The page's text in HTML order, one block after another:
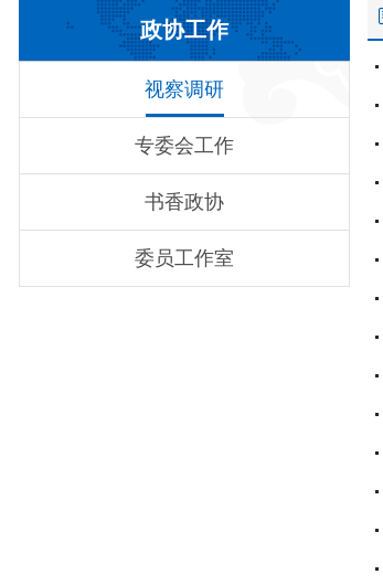
政协工作
视察调研
专委会工作
书香政协
委员工作室